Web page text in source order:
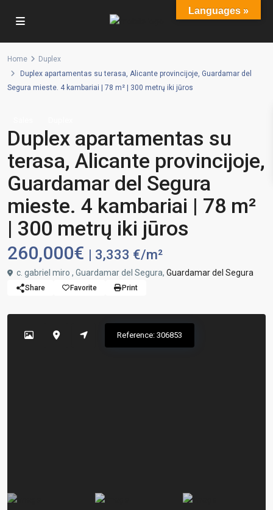
Home
Duplex
Duplex apartamentas su terasa, Alicante provincijoje, Guardamar del
Segura mieste. 4 kambariai | 78 m² | 300 metrų iki jūros
Duplex apartamentas su
terasa, Alicante provincijoje,
Guardamar del Segura
mieste. 4 kambariai | 78 m²
| 300 metrų iki jūros
260,000€ | 3,333 €/m²
c. gabriel miro , Guardamar del Segura, Guardamar del Segura
Share Favorite Print
Reference: 306853
Languages »